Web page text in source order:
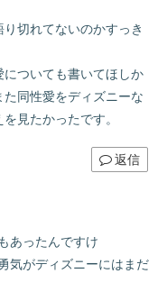
切れてないのかすっき
ついても書いてほしか
同性愛をディズニーな
見たかったです。
返信
あったんですけ
気がディズニーにはまだ